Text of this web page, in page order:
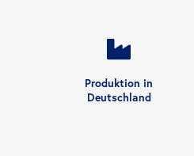
Produktion in
Deutschland